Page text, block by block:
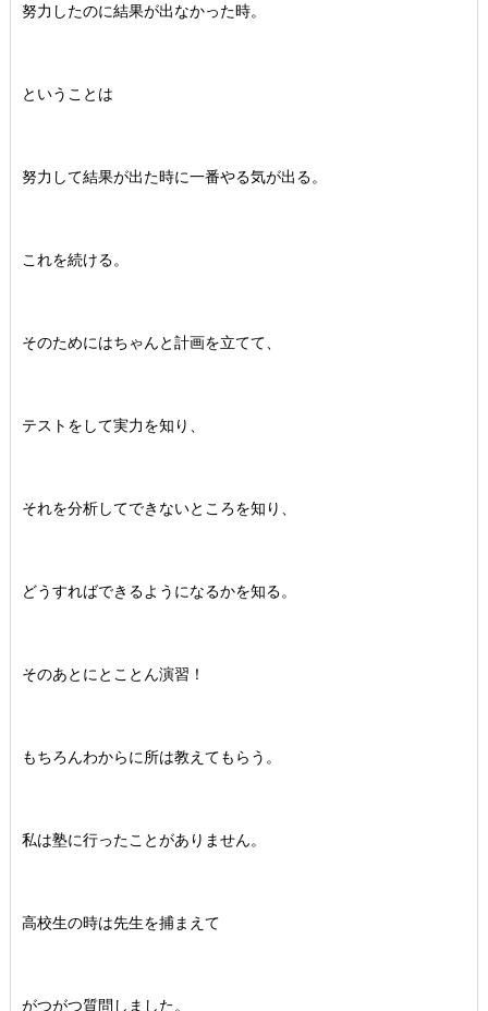
努力したのに結果が出なかった時。
ということは
努力して結果が出た時に一番やる気が出る。
これを続ける。
そのためにはちゃんと計画を立てて、
テストをして実力を知り、
それを分析してできないところを知り、
どうすればできるようになるかを知る。
そのあとにとことん演習！
もちろんわからに所は教えてもらう。
私は塾に行ったことがありません。
高校生の時は先生を捕まえて
がつがつ質問しました。